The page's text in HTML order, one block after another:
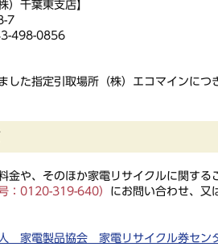
）千葉東支店】
7
498-0856
した指定引取場所（株）エコマインに
金や、そのほか家電リサイクルに関する
：0120-319-640） にお問い合わせ、又
家電製品協会 家電リサイクル券セン